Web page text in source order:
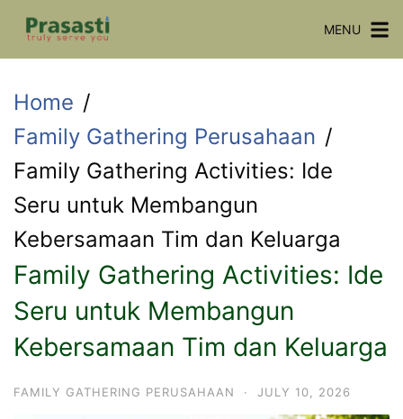
Skip
MENU
Home
Family Gathering Perusahaan
Family Gathering Activities: Ide
Seru untuk Membangun
Kebersamaan Tim dan Keluarga
Family Gathering Activities: Ide
Seru untuk Membangun
Kebersamaan Tim dan Keluarga
FAMILY GATHERING PERUSAHAAN · JULY 10, 2026